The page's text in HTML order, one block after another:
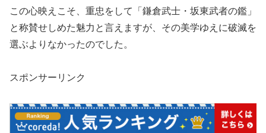
この心映えこそ、重忠をして「鎌倉武士・坂東武者の鑑」
と称賛せしめた魅力と言えますが、その美学ゆえに破滅を
選ぶよりなかったのでした。
スポンサーリンク